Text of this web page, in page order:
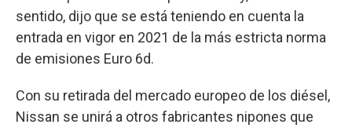
sentido, dijo que se está teniendo en cuenta la
entrada en vigor en 2021 de la más estricta norma
de emisiones Euro 6d.
Con su retirada del mercado europeo de los diésel,
Nissan se unirá a otros fabricantes nipones que